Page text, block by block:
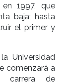
1997, que
baja; hasta
el primer y
Universidad
comenzará a
carrera de